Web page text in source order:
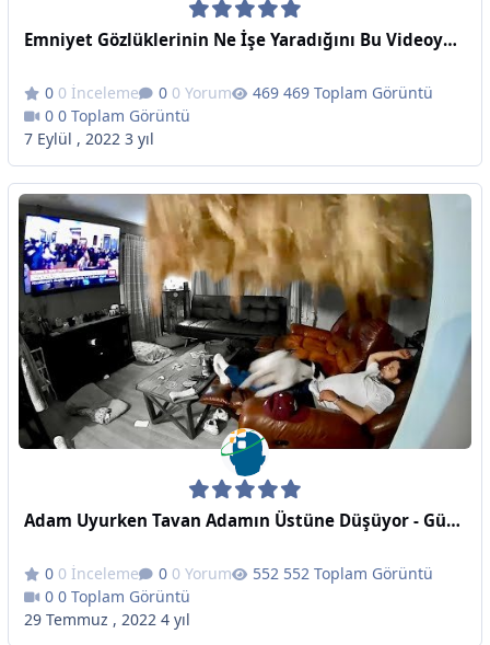
Emniyet Gözlüklerinin Ne İşe Yaradığını Bu Videoyu Seyrettikten Sonra Çok İyi Anlayacaksınız - Günlük Dozunuz
0 İnceleme 0 Yorum
469 Toplam Görüntü
0 Toplam Görüntü
7 Eylül , 2022 3 yıl
Adam Uyurken Tavan Adamın Üstüne Düşüyor - Günlük Dozunuz
0 İnceleme 0 Yorum
552 Toplam Görüntü
0 Toplam Görüntü
29 Temmuz , 2022 4 yıl